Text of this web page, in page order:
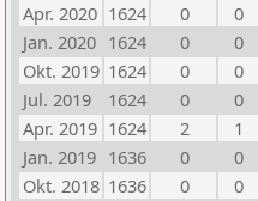
Apr. 2020 1624 0
0
Jan. 2020 1624 0
0
Okt. 2019 1624 0
0
Jul. 2019
1624 0
0
Apr. 2019 1624 2
1
Jan. 2019 1636 0
0
Okt. 2018 1636 0
0